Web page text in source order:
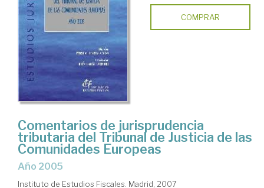
COMPRAR
Comentarios de jurisprudencia
tributaria del Tribunal de Justicia de las
Comunidades Europeas
año 2005
Instituto de Estudios Fiscales. Madrid, 2007